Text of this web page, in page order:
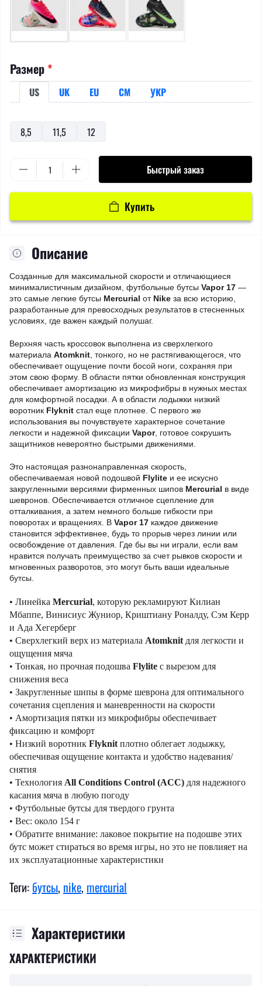
Размер *
US UK EU СМ УКР
8,5 11,5 12
Быстрый заказ
Купить
Описание
Созданные для максимальной скорости и отличающиеся
минималистичным дизайном, футбольные бутсы Vapor 17 —
это самые легкие бутсы Mercurial от Nike за всю историю,
разработанные для превосходных результатов в стесненных
условиях, где важен каждый полушаг.
Верхняя часть кроссовок выполнена из сверхлегкого
материала Atomknit , тонкого, но не растягивающегося, что
обеспечивает ощущение почти босой ноги, сохраняя при
этом свою форму. В области пятки обновленная конструкция
обеспечивает амортизацию из микрофибры в нужных местах
для комфортной посадки. А в области лодыжки низкий
воротник Flyknit стал еще плотнее. С первого же
использования вы почувствуете характерное сочетание
легкости и надежной фиксации Vapor, готовое сокрушить
защитников невероятно быстрыми движениями.
Это настоящая разнонаправленная скорость,
обеспечиваемая новой подошвой Flylite и ее искусно
закругленными версиями фирменных шипов Mercurial в виде
шевронов. Обеспечивается отличное сцепление для
отталкивания, а затем немного больше гибкости при
поворотах и ​​вращениях. В Vapor 17 каждое движение
становится эффективнее, будь то прорыв через линии или
освобождение от давления. Где бы вы ни играли, если вам
нравится получать преимущество за счет рывков скорости и
мгновенных разворотов, это могут быть ваши идеальные
бутсы.
• Линейка Mercurial, которую рекламируют Килиан
Мбаппе, Винисиус Жуниор, Криштиану Роналду, Сэм Керр
и Ада Хегерберг
• Сверхлегкий верх из материала Atomknit для легкости и
ощущения мяча
• Тонкая, но прочная подошва Flylite с вырезом для
снижения веса
• Закругленные шипы в форме шеврона для оптимального
сочетания сцепления и маневренности на скорости
• Амортизация пятки из микрофибры обеспечивает
фиксацию и комфорт
• Низкий воротник Flyknit плотно облегает лодыжку,
обеспечивая ощущение контакта и удобство надевания/
снятия
• Технология All Conditions Control (ACC) для надежного
касания мяча в любую погоду
• Футбольные бутсы для твердого грунта
• Вес: около 154 г
• Обратите внимание: лаковое покрытие на подошве этих
бутс может стираться во время игры, но это не повлияет на
их эксплуатационные характеристики
Теги: бутсы, nike, mercurial
Характеристики
ХАРАКТЕРИСТИКИ